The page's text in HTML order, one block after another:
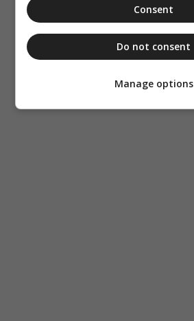
Consent
Do not consent
Manage options